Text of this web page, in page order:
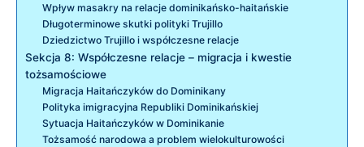
Wpływ masakry na relacje dominikańsko-haitańskie
Długoterminowe skutki polityki Trujillo
Dziedzictwo Trujillo i współczesne relacje
Sekcja 8: Współczesne relacje – migracja i kwestie
tożsamościowe
Migracja Haitańczyków do Dominikany
Polityka imigracyjna Republiki Dominikańskiej
Sytuacja Haitańczyków w Dominikanie
Tożsamość narodowa a problem wielokulturowości